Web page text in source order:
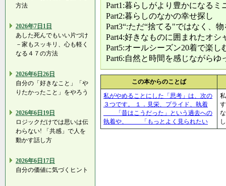
方法
2026年7日1日
あした死んでもいい片づけ
－家もスッキリ、心も軽く
なる４７の方法
2026年6日26日
自分の「好きなこと」「や
りたかったこと」をやろう
2026年6日19日
ロジックだけでは思いは伝
わらない! 「共感」で人を
動かす話し方
2026年6日17日
自分の価値に気づくヒント
Part1:暮らしがより豊かになるミ
Part2:暮らしのなかの幸せ探し
Part3“:ただ“捨てる"ではなく、
Part4:好きなものに囲まれたオシ
Part5:オールシーズン20着で楽し
Part6:自然と時間を感じながらゆ
この本からのことば
私がやめることにした「思考」は、次の
３つです。 １．見栄、プライド、執着
「昔はこうだった」という過去への
執着や、 「もっとよく見られたい